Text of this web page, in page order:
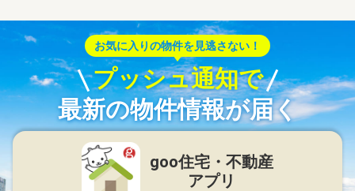
お気に入りの物件を見逃さない！
プッシュ通知で
最新の物件情報が届く
goo住宅・不動産
アプリ